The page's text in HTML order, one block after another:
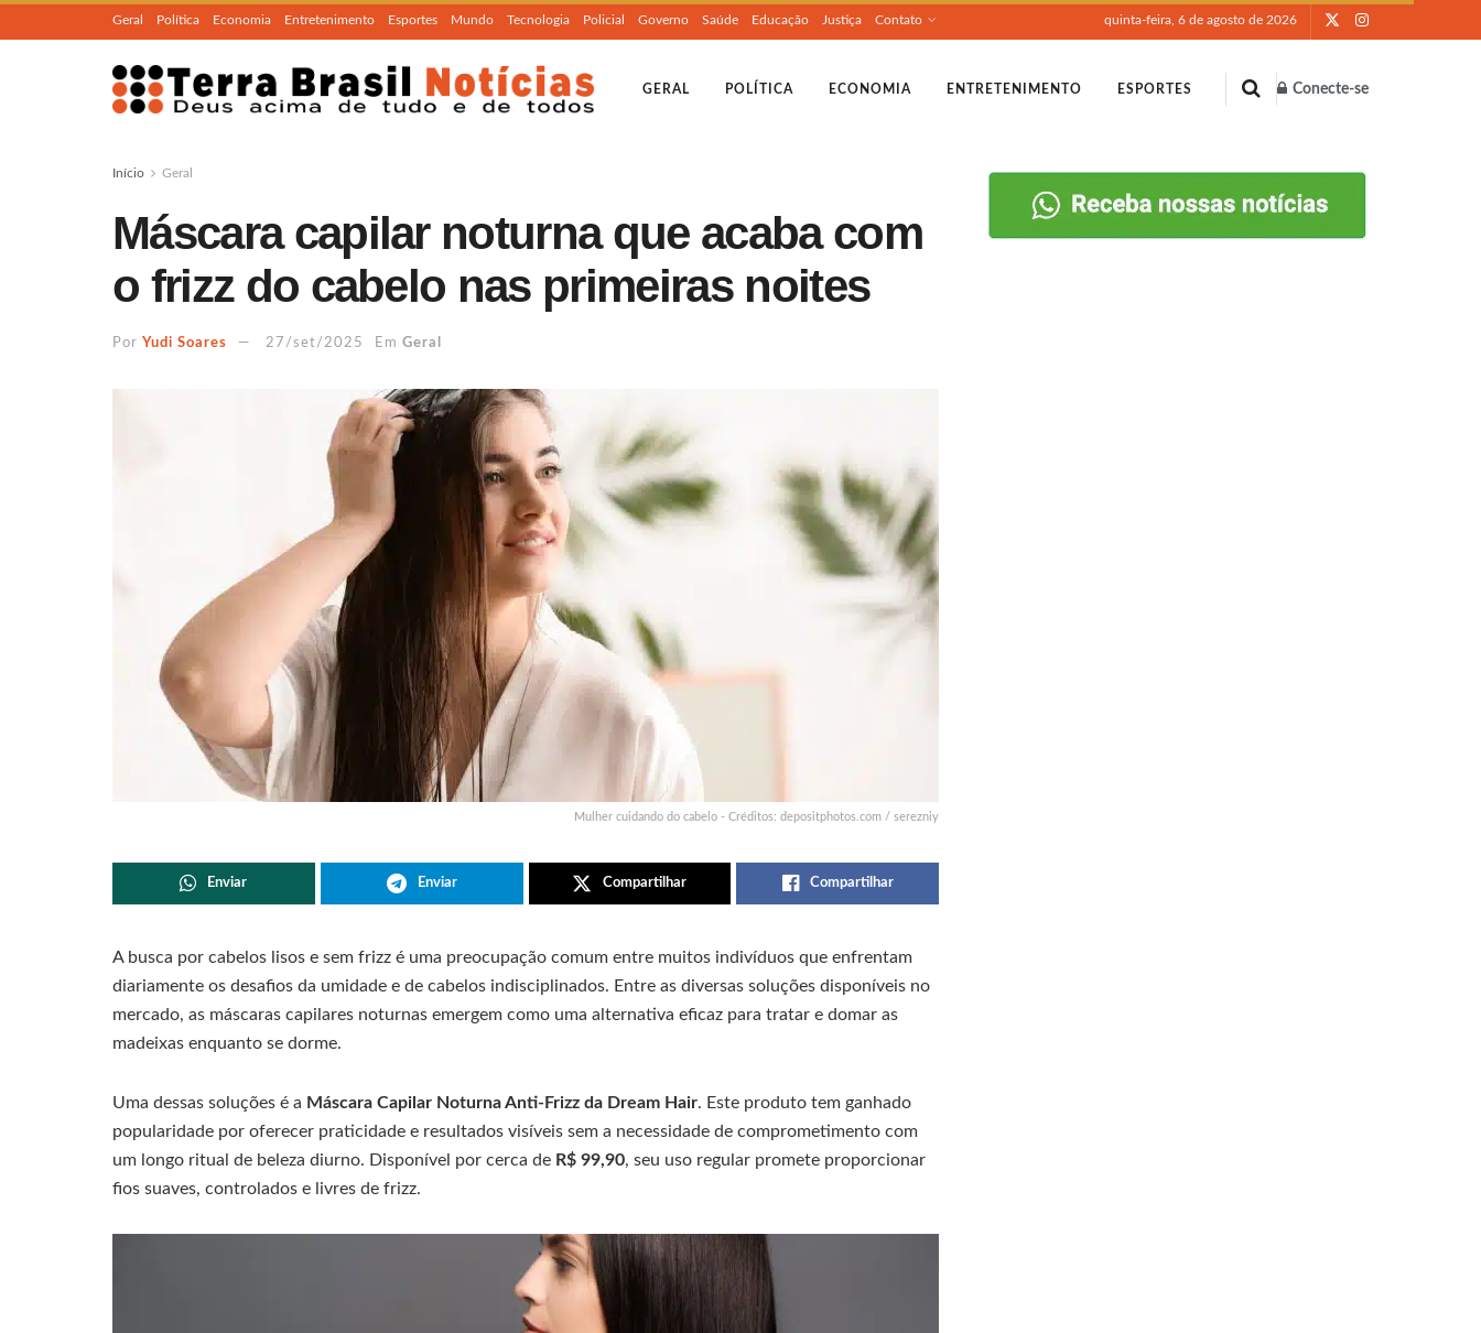
Geral Política Economia Entretenimento Esportes Mundo Tecnologia Policial Governo Saúde Educação Justiça Contato quinta-feira, 6 de agosto de 2026
GERAL POLÍTICA ECONOMIA ENTRETENIMENTO ESPORTES Conecte-se
Início Geral
Máscara capilar noturna que acaba com
o frizz do cabelo nas primeiras noites
Por Yudi Soares 27/set/2025 Em Geral
Mulher cuidando do cabelo - Créditos: depositphotos.com / serezniy
Enviar Enviar Compartilhar Compartilhar
A busca por cabelos lisos e sem frizz é uma preocupação comum entre muitos indivíduos que enfrentam
diariamente os desafios da umidade e de cabelos indisciplinados. Entre as diversas soluções disponíveis no
mercado, as máscaras capilares noturnas emergem como uma alternativa eficaz para tratar e domar as
madeixas enquanto se dorme.
Uma dessas soluções é a Máscara Capilar Noturna Anti-Frizz da Dream Hair. Este produto tem ganhado
popularidade por oferecer praticidade e resultados visíveis sem a necessidade de comprometimento com
um longo ritual de beleza diurno. Disponível por cerca de R$ 99,90, seu uso regular promete proporcionar
fios suaves, controlados e livres de frizz.